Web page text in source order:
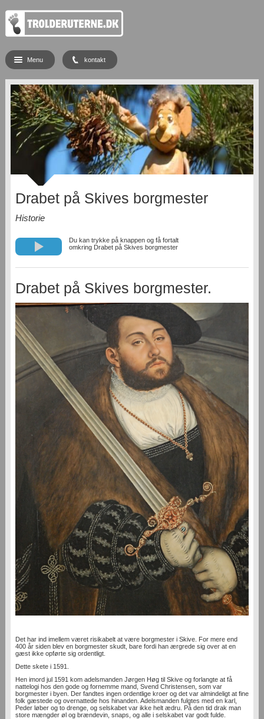
Drabet på Skives borgmester
Historie
Du kan trykke på knappen og få fortalt
omkring Drabet på Skives borgmester
Drabet på Skives borgmester.
Det har ind imellem været risikabelt at være borgmester i Skive. For mere end
400 år siden blev en borgmester skudt, bare fordi han ærgrede sig over at en
gæst ikke opførte sig ordentligt.
Dette skete i 1591.
Hen imord jul 1591 kom adelsmanden Jørgen Høg til Skive og forlangte at få
nattelogi hos den gode og fornemme mand, Svend Christensen, som var
borgmester i byen. Der fandtes ingen ordentlige kroer og det var almindeligt at fine
folk gæstede og overnattede hos hinanden. Adelsmanden fulgtes med en karl,
Peder løber og to drenge, og selskabet var ikke helt ædru. På den tid drak man
store mængder øl og brændevin, snaps, og alle i selskabet var godt fulde.
Menu kontakt